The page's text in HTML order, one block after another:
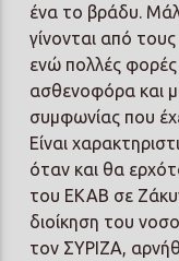
ένα το βράδυ.
γίνονται από
ενώ πολλές φορές
ασθενοφόρα και
συμφωνίας που
Είναι
όταν και θα
του ΕΚΑΒ σε
διοίκηση του
τον ΣΥΡΙΖΑ,